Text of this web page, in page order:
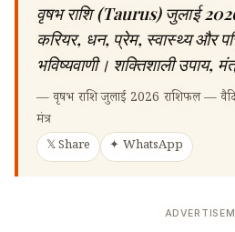
वृषभ राशि (Taurus) जुलाई
करियर, धन, प्रेम, स्वास्थ्य और
भविष्यवाणी। शक्तिशाली उपाय,
—वृषभ राशि जुलाई 2026 राशिफल —
मंत्र
𝕏 Share ✦ WhatsApp